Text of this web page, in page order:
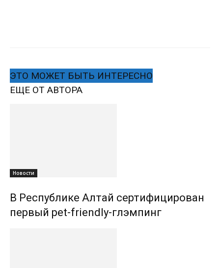
ЭТО МОЖЕТ БЫТЬ ИНТЕРЕСНО
ЕЩЕ ОТ АВТОРА
Новости
В Республике Алтай сертифицирован
первый pet-friendly-глэмпинг